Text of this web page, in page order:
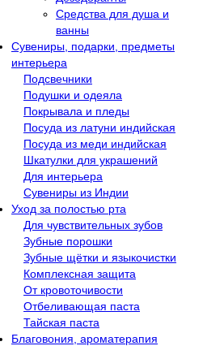
Средства для душа и
ванны
Сувениры, подарки, предметы
интерьера
Подсвечники
Подушки и одеяла
Покрывала и пледы
Посуда из латуни индийская
Посуда из меди индийская
Шкатулки для украшений
Для интерьера
Сувениры из Индии
Уход за полостью рта
Для чувствительных зубов
Зубные порошки
Зубные щётки и языкочистки
Комплексная защита
От кровоточивости
Отбеливающая паста
Тайская паста
Благовония, ароматерапия